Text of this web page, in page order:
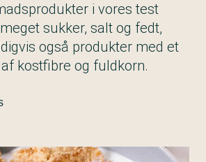
i vores test
sukker, salt og fedt,
også produkter med et
kostfibre og fuldkorn.